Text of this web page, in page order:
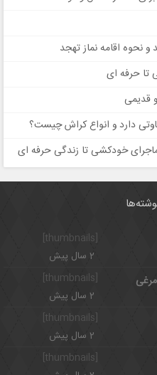
نحوه اقامه نماز تهجد
تا حرفه ای
قدیمی
دارد و انواع کراش چیست؟
خودکشی تا زندگی حرفه ای
2 سال پیش
[thumbnails]
2 سال پیش
2 سال پیش
[thumbnails]